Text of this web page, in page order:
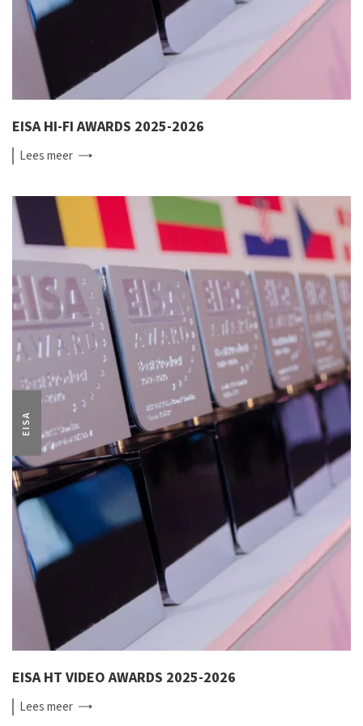
EISA HI-FI AWARDS 2025-2026
Leesmeer
EISA
EISA HT VIDEO AWARDS 2025-2026
Leesmeer